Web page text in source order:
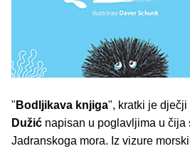
" Bodljikava knjiga", kratki je
Dužić napisan u poglavljima u čija
Jadranskoga mora. Iz vizure